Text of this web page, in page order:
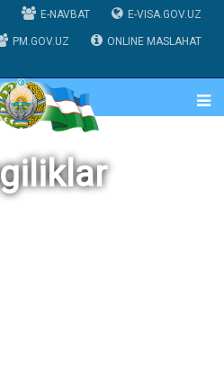
E-NAVBAT E-VISA.GOV.UZ
PM.GOV.UZ ONLINE MASLAHAT